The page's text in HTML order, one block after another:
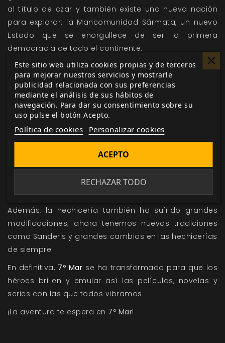
al título de czar y también existe una nueva nación
para explorar: la Mancomunidad Sármata, un nuevo
Estado que se enorgullece de ser la primera
democracia de todo el continente.
El sistema de juego se ha optimizado para hacerlo
más rápido, más dramático y más fácil de aprender.
Ahora los personajes tienen muchísimo
protagonismo, pues los jugadores deben implicarse
en la narración de las escenas y deberán tomar
complicadas decisiones con las oportunidades que
surgirán al paso. En esta nueva edición se han
cambiado por completo las reglas de los duelos de
espadas, creando una divertida y dinámica
secuencia en la que los espadachines
intercambiarán acciones para vencer a su oponente.
Además, la hechicería también ha sufrido grandes
modificaciones; ahora tenemos nuevas tradiciones
como Sanderis y grandes cambios en las hechicerías
de siempre.
En definitiva, 7º Mar se ha transformado para que los
héroes brillen y emular así las películas, novelas y
series con las que todos vibramos.
¡La aventura te espera en 7º Mar!
Este sitio web utiliza cookies propias y de terceros
para mejorar nuestros servicios y mostrarle
publicidad relacionada con sus preferencias
mediante el análisis de sus hábitos de
navegación. Para dar su consentimiento sobre su
uso pulse el botón Acepto.
Política de cookies Personalizar cookies
RECHAZAR TODO
ACEPTO